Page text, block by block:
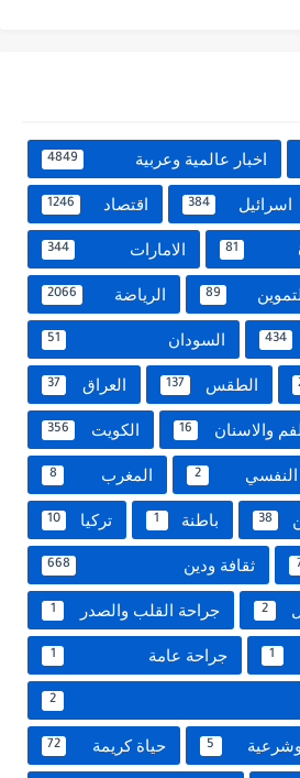
اخبار عالمية وعربية 4849
اسرائيل 384 اقتصاد 1246
81 الامارات 344
89 الرياضة 2066
434 السودان 51
الطقس 137 العراق 37
والاسنان 16 الكويت 356
2 المغرب 8
38 باطنة 1 تركيا 10
ثقافة ودين 668
2 جراحة القلب والصدر 1
1 جراحة عامة 1
2
5 حياة كريمة 72